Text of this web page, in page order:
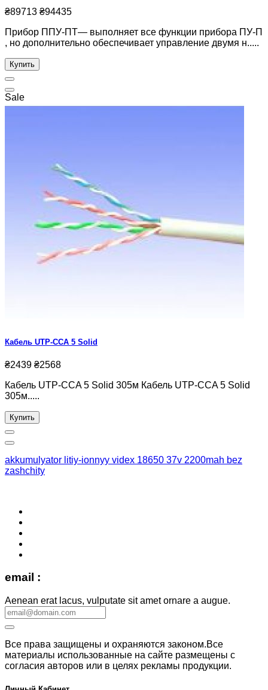
₴89713 ₴94435
Прибор ППУ-ПТ— выполняет все функции прибора ПУ-П
, но дополнительно обеспечивает управление двумя н.....
Купить
Sale
Кабель UTP-CCA 5 Solid
₴2439 ₴2568
Кабель UTP-CCA 5 Solid 305м Кабель UTP-CCA 5 Solid
305м.....
Купить
akkumulyator litiy-ionnyy videx 18650 37v 2200mah bez
zashchity
email :
Aenean erat lacus, vulputate sit amet ornare a augue.
Все права защищены и охраняются законом.Все
материалы использованные на сайте размещены с
согласия авторов или в целях рекламы продукции.